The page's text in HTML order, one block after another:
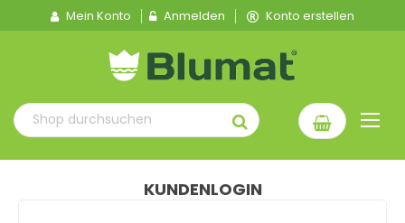
Mein Konto Anmelden Konto erstellen
KUNDENLOGIN